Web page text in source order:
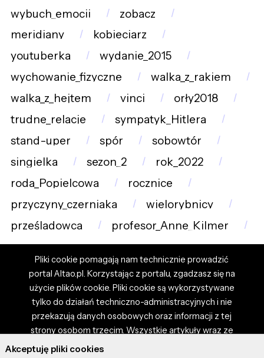
wybuch_emocji
zobacz
meridiany
kobieciarz
youtuberka
wydanie_2015
wychowanie_fizyczne
walka_z_rakiem
walka_z_hejtem
vinci
orły2018
trudne_relacje
sympatyk_Hitlera
stand-uper
spór
sobowtór
singielka
sezon_2
rok_2022
roda_Popielcowa
rocznice
przyczyny_czerniaka
wielorybnicy
prześladowca
profesor_Anne_Kilmer
Pliki cookie pomagają nam technicznie prowadzić
portal Altao.pl. Korzystając z portalu, zgadzasz się na
użycie plików cookie. Pliki cookie są wykorzystywane
tylko do działań techniczno-administracyjnych i nie
przekazują danych osobowych oraz informacji z tej
strony osobom trzecim. Wszystkie artykuły wraz ze
zdjęciami i materiałami dostępnymi na portalu są
Akceptuję pliki cookies